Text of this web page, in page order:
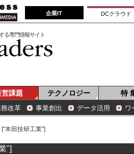
企業IT DCクラウド
る専門情報サイト
営課題 テクノロジー 特
改革 事業創出 データ活用 ワ
本田技研工業"]
"]